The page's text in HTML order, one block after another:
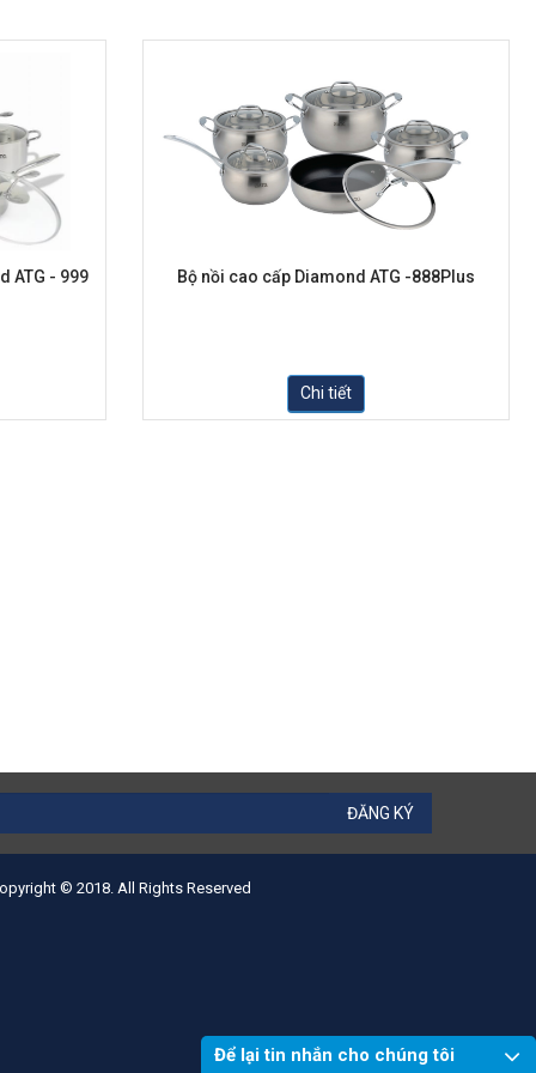
ATG - 999
Bộ nồi cao cấp Diamond ATG -888Plus
Chi tiết
ĐĂNG KÝ
© 2018. All Rights Reserved
Để lại tin nhắn cho chúng tôi